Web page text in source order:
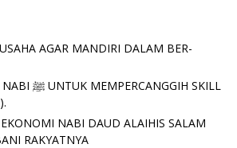
AGAR MANDIRI DALAM BER-
NABI ﷺ UNTUK MEMPERCANGGIH SKILL
.
NABI DAUD ALAIHIS SALAM
RAKYATNYA